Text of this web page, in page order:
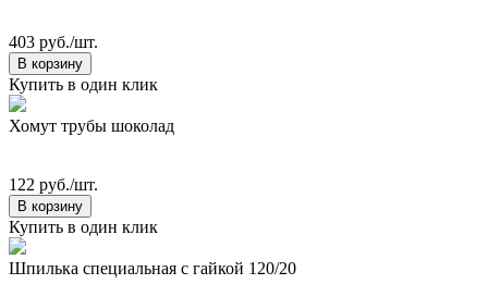
403 руб./шт.
В корзину
Купить в один клик
Хомут трубы шоколад
122 руб./шт.
В корзину
Купить в один клик
Шпилька специальная с гайкой 120/20